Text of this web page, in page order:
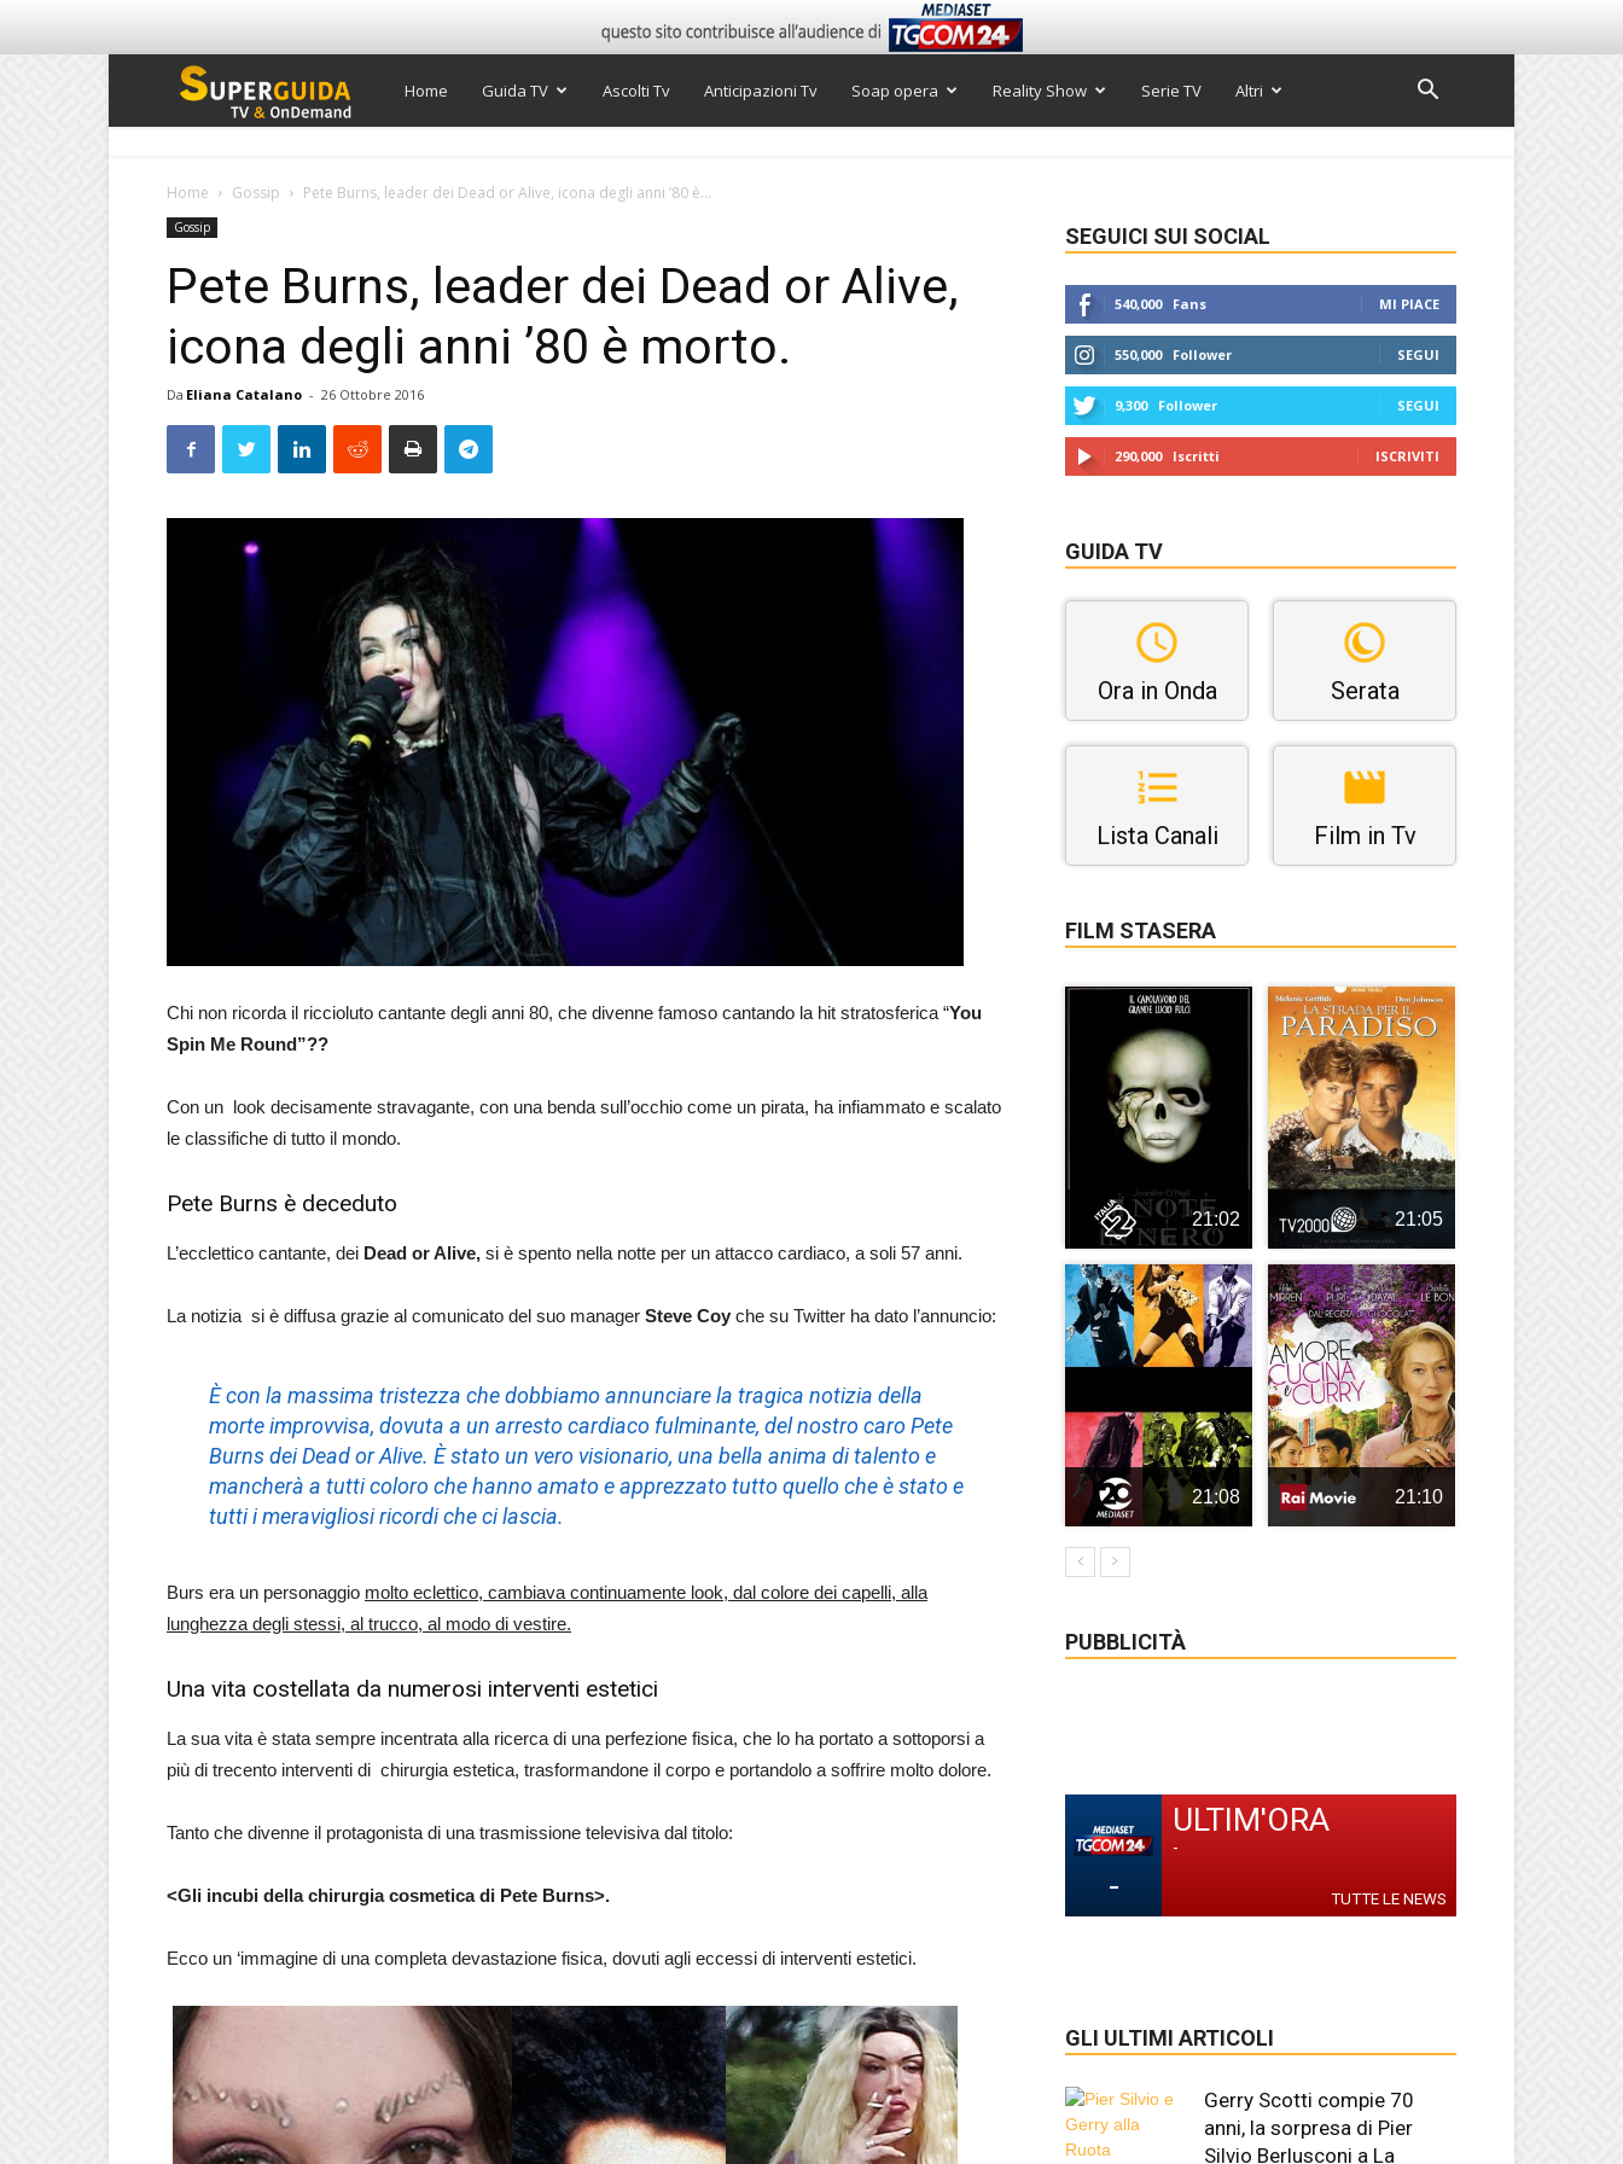
Super
Home Guida TV Ascolti Tv Anticipazioni Tv Soap opera Reality Show Serie TV Altri
Home Gossip Pete Burns, leader dei Dead or Alive, icona degli anni ’80 è...
Gossip
Pete Burns, leader dei Dead or Alive,
icona degli anni ’80 è morto.
Da Eliana Catalano - 26 Ottobre 2016
Chi non ricorda il riccioluto cantante degli anni 80, che divenne famoso cantando la hit stratosferica “You
Spin Me Round”??
Con un look decisamente stravagante, con una benda sull’occhio come un pirata, ha infiammato e scalato
le classifiche di tutto il mondo.
Pete Burns è deceduto
L’ecclettico cantante, dei Dead or Alive, si è spento nella notte per un attacco cardiaco, a soli 57 anni.
La notizia si è diffusa grazie al comunicato del suo manager Steve Coy che su Twitter ha dato l’annuncio:
È con la massima tristezza che dobbiamo annunciare la tragica notizia della
morte improvvisa, dovuta a un arresto cardiaco fulminante, del nostro caro Pete
Burns dei Dead or Alive. È stato un vero visionario, una bella anima di talento e
mancherà a tutti coloro che hanno amato e apprezzato tutto quello che è stato e
tutti i meravigliosi ricordi che ci lascia.
Burs era un personaggio molto eclettico, cambiava continuamente look, dal colore dei capelli, alla
lunghezza degli stessi, al trucco, al modo di vestire.
Una vita costellata da numerosi interventi estetici
La sua vita è stata sempre incentrata alla ricerca di una perfezione fisica, che lo ha portato a sottoporsi a
più di trecento interventi di chirurgia estetica, trasformandone il corpo e portandolo a soffrire molto dolore.
Tanto che divenne il protagonista di una trasmissione televisiva dal titolo:
<Gli incubi della chirurgia cosmetica di Pete Burns>.
Ecco un ‘immagine di una completa devastazione fisica, dovuti agli eccessi di interventi estetici.
SEGUICI SUI SOCIAL
540,000 Fans MI PIACE
550,000 Follower SEGUI
9,300 Follower SEGUI
290,000 Iscritti ISCRIVITI
GUIDA TV
Ora in Onda Serata
Lista Canali Film in Tv
FILM STASERA
21:02 21:05
21:08 21:10
PUBBLICITÀ
-
ULTIM'ORA
-
TUTTE LE NEWS
GLI ULTIMI ARTICOLI
Gerry Scotti compie 70
anni, la sorpresa di Pier
Silvio Berlusconi a La